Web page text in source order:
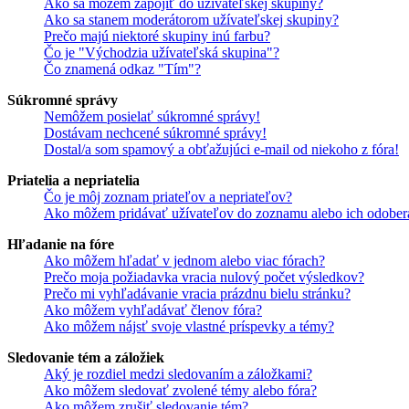
Ako sa stanem moderátorom užívateľskej skupiny?
Prečo majú niektoré skupiny inú farbu?
Čo je "Východzia užívateľská skupina"?
Čo znamená odkaz "Tím"?
Súkromné správy
Nemôžem posielať súkromné správy!
Dostávam nechcené súkromné správy!
Dostal/a som spamový a obťažujúci e-mail od niekoho z fóra!
Priatelia a nepriatelia
Čo je môj zoznam priateľov a nepriateľov?
Ako môžem pridávať užívateľov do zoznamu alebo ich
Hľadanie na fóre
Ako môžem hľadať v jednom alebo viac fórach?
Prečo moja požiadavka vracia nulový počet výsledkov?
Prečo mi vyhľadávanie vracia prázdnu bielu stránku?
Ako môžem vyhľadávať členov fóra?
Ako môžem nájsť svoje vlastné príspevky a témy?
Sledovanie tém a záložiek
Aký je rozdiel medzi sledovaním a záložkami?
Ako môžem sledovať zvolené témy alebo fóra?